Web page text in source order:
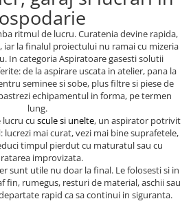
ritmul de lucru. Curatenia devine rapida,
iar la finalul proiectului nu ramai cu mizeria
In categoria Aspiratoare gasesti solutii
de la aspirare uscata in atelier, pana la
seminee si sobe, plus filtre si piese de
echipamentul in forma, pe termen
lung.
lucru cu scule si unelte, un aspirator potrivit
mai curat, vezi mai bine suprafetele,
timpul pierdut cu maturatul sau cu
improvizata.
sunt utile nu doar la final. Le folosesti si in
fin, rumegus, resturi de material, aschii sau
rapid ca sa continui in siguranta.